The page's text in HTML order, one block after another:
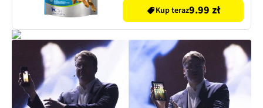
Kup teraz9.99 zł